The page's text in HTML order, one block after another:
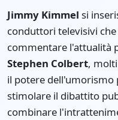
Jimmy Kimmel si
conduttori televisivi
commentare l'attualità
Stephen Colbert,
il potere
stimolare il dibattito
combinare